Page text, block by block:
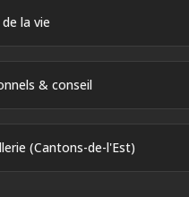
la vie
& conseil
(Cantons-de-l'Est)